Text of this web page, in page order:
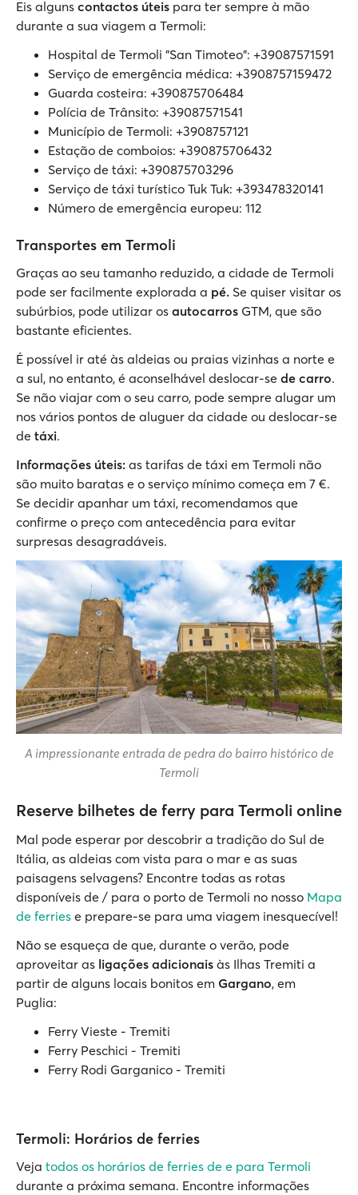
Eis alguns contactos úteis para ter sempre à mão
durante a sua viagem a Termoli:
Hospital de Termoli "San Timoteo": +39087571591
Serviço de emergência médica: +3908757159472
Guarda costeira: +390875706484
Polícia de Trânsito: +39087571541
Município de Termoli: +3908757121
Estação de comboios: +390875706432
Serviço de táxi: +390875703296
Serviço de táxi turístico Tuk Tuk: +393478320141
Número de emergência europeu: 112
Transportes em Termoli
Graças ao seu tamanho reduzido, a cidade de Termoli
pode ser facilmente explorada a pé. Se quiser visitar os
subúrbios, pode utilizar os autocarros GTM, que são
bastante eficientes.
É possível ir até às aldeias ou praias vizinhas a norte e
a sul, no entanto, é aconselhável deslocar-se de carro.
Se não viajar com o seu carro, pode sempre alugar um
nos vários pontos de aluguer da cidade ou deslocar-se
de táxi.
Informações úteis: as tarifas de táxi em Termoli não
são muito baratas e o serviço mínimo começa em 7 €.
Se decidir apanhar um táxi, recomendamos que
confirme o preço com antecedência para evitar
surpresas desagradáveis.
A impressionante entrada de pedra do bairro histórico de
Termoli
Reserve bilhetes de ferry para Termoli online
Mal pode esperar por descobrir a tradição do Sul de
Itália, as aldeias com vista para o mar e as suas
paisagens selvagens? Encontre todas as rotas
disponíveis de / para o porto de Termoli no nosso Mapa
de ferries e prepare-se para uma viagem inesquecível!
Não se esqueça de que, durante o verão, pode
aproveitar as ligações adicionais às Ilhas Tremiti a
partir de alguns locais bonitos em Gargano, em
Puglia:
Ferry Vieste - Tremiti
Ferry Peschici - Tremiti
Ferry Rodi Garganico - Tremiti
Termoli: Horários de ferries
Veja todos os horários de ferries de e para Termoli
durante a próxima semana. Encontre informações